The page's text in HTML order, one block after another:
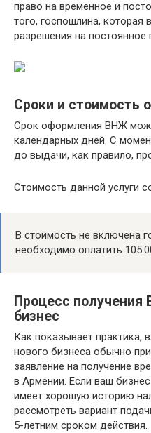
право на временное и
того, госпошлина, которая
разрешения на
Сроки и стоимость
Срок оформления ВНЖ
календарных дней. С
до выдачи, как правило,
Стоимость данной услуги
В стоимость не включена
необходимо оплатить
Процесс
бизнес
Как показывает практика,
нового бизнеса обычно
заявление на получение
в Армении. Если ваш
имеет хорошую историю
рассмотреть вариант
5-летним сроком действия.